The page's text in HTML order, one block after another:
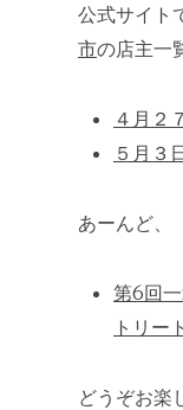
公式サイト
市の店主一
４月２
５月３
あーんど、
第6回
トリー
どうぞお楽